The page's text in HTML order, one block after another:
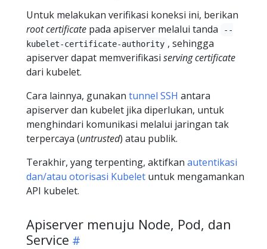
Untuk melakukan verifikasi koneksi ini, berikan
root certificate pada apiserver melalui tanda
--
kubelet-certificate-authority , sehingga
apiserver dapat memverifikasi serving certificate
dari kubelet.
Cara lainnya, gunakan tunnel SSH antara
apiserver dan kubelet jika diperlukan, untuk
menghindari komunikasi melalui jaringan tak
terpercaya (untrusted) atau publik.
Terakhir, yang terpenting, aktifkan autentikasi
dan/atau otorisasi Kubelet untuk mengamankan
API kubelet.
Apiserver menuju Node, Pod, dan
Service